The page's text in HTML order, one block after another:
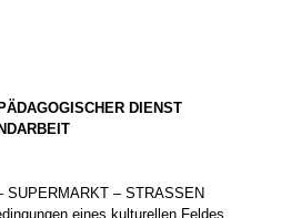
DIENST
SUPERMARKT – STRASSEN
eines kulturellen Feldes